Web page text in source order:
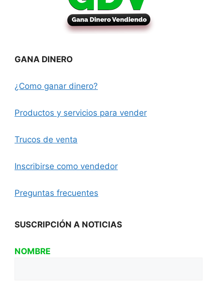
GANA DINERO
¿Como ganar dinero?
Productos y servicios para vender
Trucos de venta
Inscribirse como vendedor
Preguntas frecuentes
SUSCRIPCIÓN A NOTICIAS
NOMBRE